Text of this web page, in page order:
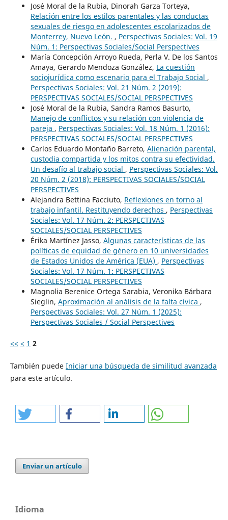
José Moral de la Rubia, Dinorah Garza Torteya,
Relación entre los estilos parentales y las conductas
sexuales de riesgo en adolescentes escolarizados de
Monterrey, Nuevo León. , Perspectivas Sociales: Vol. 19
Núm. 1: Perspectivas Sociales/Social Perspectives
María Concepción Arroyo Rueda, Perla V. De los Santos
Amaya, Gerardo Mendoza González, La cuestión
sociojurídica como escenario para el Trabajo Social ,
Perspectivas Sociales: Vol. 21 Núm. 2 (2019):
PERSPECTIVAS SOCIALES/SOCIAL PERSPECTIVES
José Moral de la Rubia, Sandra Ramos Basurto,
Manejo de conflictos y su relación con violencia de
pareja , Perspectivas Sociales: Vol. 18 Núm. 1 (2016):
PERSPECTIVAS SOCIALES/SOCIAL PERSPECTIVES
Carlos Eduardo Montaño Barreto, Alienación parental,
custodia compartida y los mitos contra su efectividad.
Un desafío al trabajo social , Perspectivas Sociales: Vol.
20 Núm. 2 (2018): PERSPECTIVAS SOCIALES/SOCIAL
PERSPECTIVES
Alejandra Bettina Facciuto, Reflexiones en torno al
trabajo infantil. Restituyendo derechos , Perspectivas
Sociales: Vol. 17 Núm. 2: PERSPECTIVAS
SOCIALES/SOCIAL PERSPECTIVES
Érika Martínez Jasso, Algunas características de las
políticas de equidad de género en 10 universidades
de Estados Unidos de América (EUA) , Perspectivas
Sociales: Vol. 17 Núm. 1: PERSPECTIVAS
SOCIALES/SOCIAL PERSPECTIVES
Magnolia Berenice Ortega Sarabia, Veronika Bárbara
Sieglin, Aproximación al análisis de la falta cívica ,
Perspectivas Sociales: Vol. 27 Núm. 1 (2025):
Perspectivas Sociales / Social Perspectives
<< < 1 2
También puede Iniciar una búsqueda de similitud avanzada
para este artículo.
Enviar un artículo
Idioma